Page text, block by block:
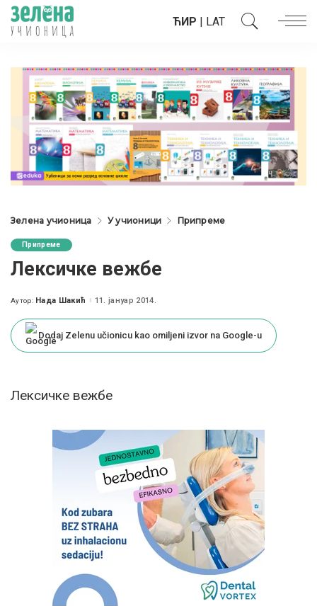
ЋИР | LAT
Зелена учионица У учионици Припреме
Припреме
Лексичке вежбе
Posted
Аутор: Нада Шакић 11. јануар 2014.
Dodaj Zelenu učionicu kao omiljeni izvor na Google-u
Лексичке вежбе